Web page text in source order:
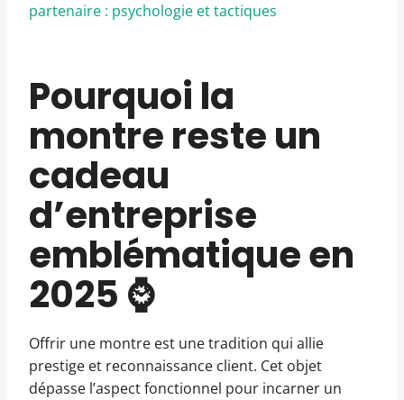
partenaire : psychologie et tactiques
Pourquoi la
montre reste un
cadeau
d’entreprise
emblématique en
2025 ⌚️
Offrir une montre est une tradition qui allie
prestige et reconnaissance client. Cet objet
dépasse l’aspect fonctionnel pour incarner un